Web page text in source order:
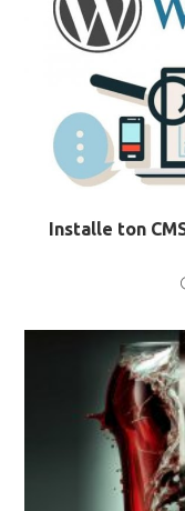
Installe ton